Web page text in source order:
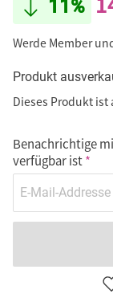
11%
Werde Member
Produkt
Dieses Produkt
Benachrichtige
verfügbar ist